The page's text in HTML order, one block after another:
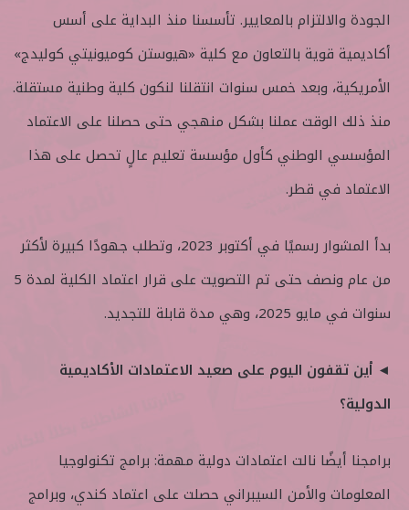
الجودة والالتزام بالمعايير. تأسسنا منذ البداية على أسس
أكاديمية قوية بالتعاون مع كلية «هيوستن كوميونيتي كوليدج»
الأمريكية، وبعد خمس سنوات انتقلنا لنكون كلية وطنية مستقلة.
منذ ذلك الوقت عملنا بشكل منهجي حتى حصلنا على الاعتماد
المؤسسي الوطني كأول مؤسسة تعليم عالٍ تحصل على هذا
الاعتماد في قطر.
بدأ المشوار رسميًا في أكتوبر 2023، وتطلب جهودًا كبيرة لأكثر
من عام ونصف حتى تم التصويت على قرار اعتماد الكلية لمدة 5
سنوات في مايو 2025، وهي مدة قابلة للتجديد.
◄ أين تقفون اليوم على صعيد الاعتمادات الأكاديمية
الدولية؟
برامجنا أيضًا نالت اعتمادات دولية مهمة: برامج تكنولوجيا
المعلومات والأمن السيبراني حصلت على اعتماد كندي، وبرامج